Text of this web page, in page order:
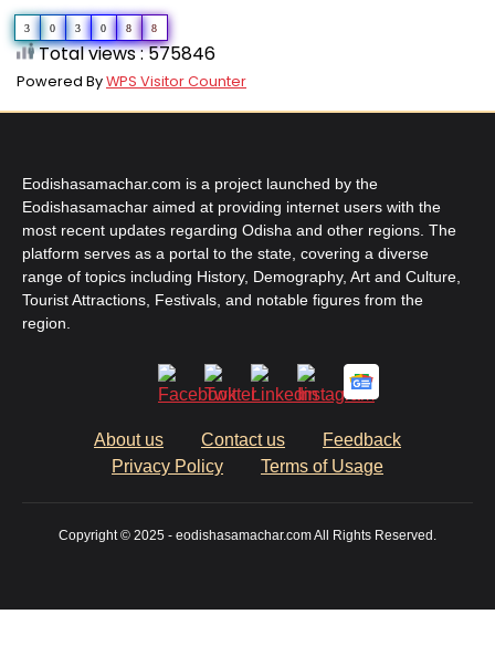
3 0 3 0 8 8
Total views : 575846
Powered ByWPS Visitor Counter
Eodishasamachar.com is a project launched by the
Eodishasamachar aimed at providing internet users with the
most recent updates regarding Odisha and other regions. The
platform serves as a portal to the state, covering a diverse
range of topics including History, Demography, Art and Culture,
Tourist Attractions, Festivals, and notable figures from the
region.
About us Contact us
Feedback
Privacy Policy
Terms of Usage
Copyright © 2025 - eodishasamachar.com All Rights Reserved.